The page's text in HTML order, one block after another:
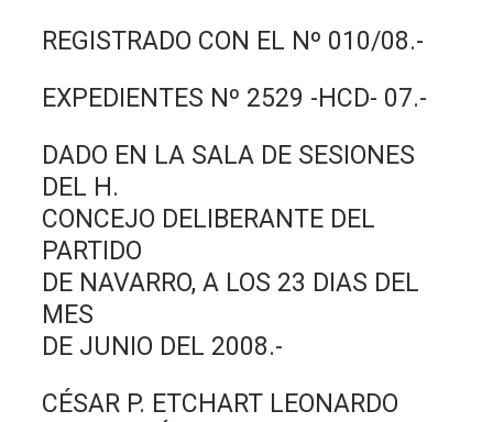
REGISTRADO CON EL Nº 010/08.-
EXPEDIENTES Nº 2529 -HCD- 07.-
DADO EN LA SALA DE SESIONES
DEL H.
CONCEJO DELIBERANTE DEL
PARTIDO
DE NAVARRO, A LOS 23 DIAS DEL
MES
DE JUNIO DEL 2008.-
CÉSAR P. ETCHART LEONARDO